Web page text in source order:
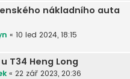
nákladního auta
« 10 led 2024, 18:15
T34 Heng Long
« 22 zář 2023, 20:36